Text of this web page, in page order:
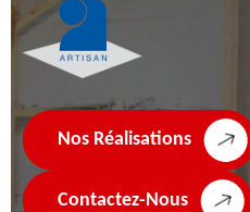
Nos Réalisations
Contactez-Nous